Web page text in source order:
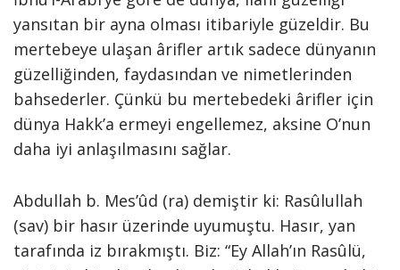
yansıtan bir ayna olması itibariyle güzeldir. Bu
mertebeye ulaşan ârifler artık sadece dünyanın
güzelliğinden, faydasından ve nimetlerinden
bahsederler. Çünkü bu mertebedeki ârifler için
dünya Hakk’a ermeyi engellemez, aksine O’nun
daha iyi anlaşılmasını sağlar.
Abdullah b. Mes’ûd (ra) demiştir ki: Rasûlullah
(sav) bir hasır üzerinde uyumuştu. Hasır, yan
tarafında iz bırakmıştı. Biz: “Ey Allah’ın Rasûlü,